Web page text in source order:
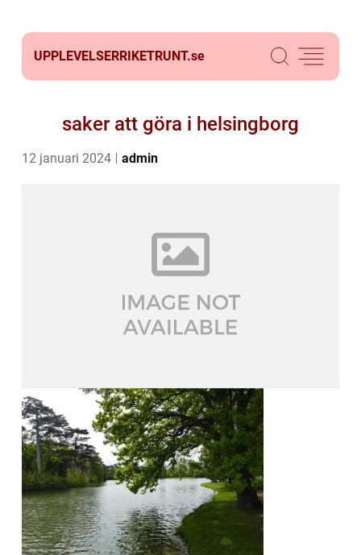
UPPLEVELSERRIKETRUNT.se
saker att göra i helsingborg
12 januari 2024 admin